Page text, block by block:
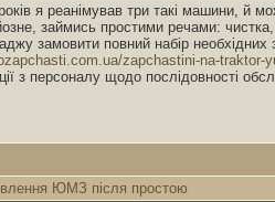
я реанімував три такі машини, й
займись простими речами: чистка,
замовити повний набір
zapchastini-na-traktor-
з персоналу щодо послідовності
ЮМЗ після простою